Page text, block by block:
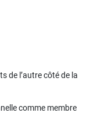
de l’autre côté de la
comme membre